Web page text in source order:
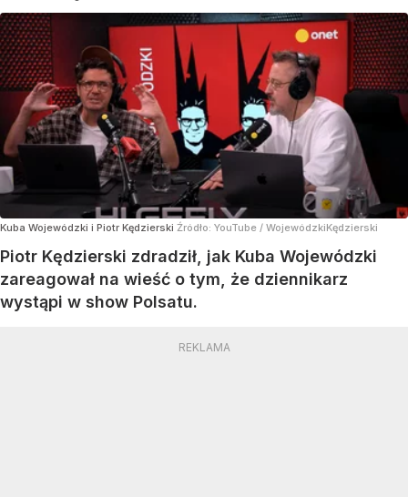
Kuba Wojewódzki i Piotr Kędzierski Źródło: YouTube / WojewódzkiKędzierski
Piotr Kędzierski zdradził, jak Kuba Wojewódzki
zareagował na wieść o tym, że dziennikarz
wystąpi w show Polsatu.